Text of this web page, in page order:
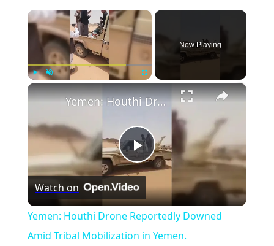
×
Now Playing
×
Play
Video
Yemen: Houthi Drone Reportedly Downed Amid Tribal Mobilization in Yemen.
Watch on
Yemen: Houthi Drone Reportedly Downed
Amid Tribal Mobilization in Yemen.